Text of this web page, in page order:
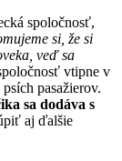
spoločnosť,
si, že si
veď sa
vtipne v
pasažierov.
sa dodáva s
aj ďalšie